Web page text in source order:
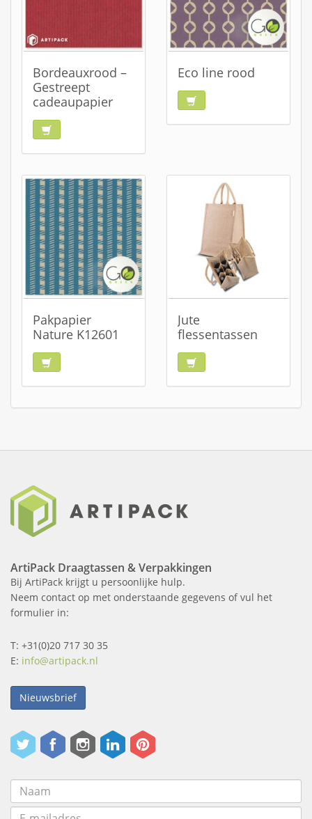
Bordeauxrood –
Gestreept
cadeaupapier
Eco line rood
Pakpapier
Nature K12601
Jute
flessentassen
ArtiPack Draagtassen & Verpakkingen
Bij ArtiPack krijgt u persoonlijke hulp.
Neem contact op met onderstaande gegevens of vul het
formulier in:
T: +31(0)20 717 30 35
E: info@artipack.nl
Nieuwsbrief